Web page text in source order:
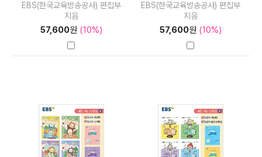
EBS(한국교육방송공사) 편집부
지음
57,600원 (10%)
EBS(한국교육방송공사) 편집부
지음
57,600원 (10%)